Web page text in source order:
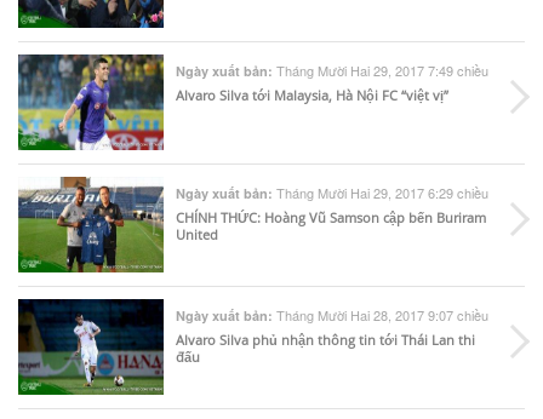
Ngày xuất bản: Tháng Mười Hai 29, 2017 7:49 chiều
Alvaro Silva tới Malaysia, Hà Nội FC “việt vị”
Ngày xuất bản: Tháng Mười Hai 29, 2017 6:29 chiều
CHÍNH THỨC: Hoàng Vũ Samson cập bến Buriram
United
Ngày xuất bản: Tháng Mười Hai 28, 2017 9:07 chiều
Alvaro Silva phủ nhận thông tin tới Thái Lan thi
đấu